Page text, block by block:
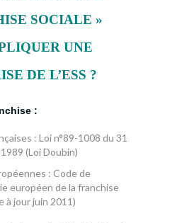
SOCIALE »
UNE
DE L’ESS ?
:
: Loi n°89-1008 du 31
(Loi Doubin)
: Code de
européen de la franchise
à jour juin 2011)